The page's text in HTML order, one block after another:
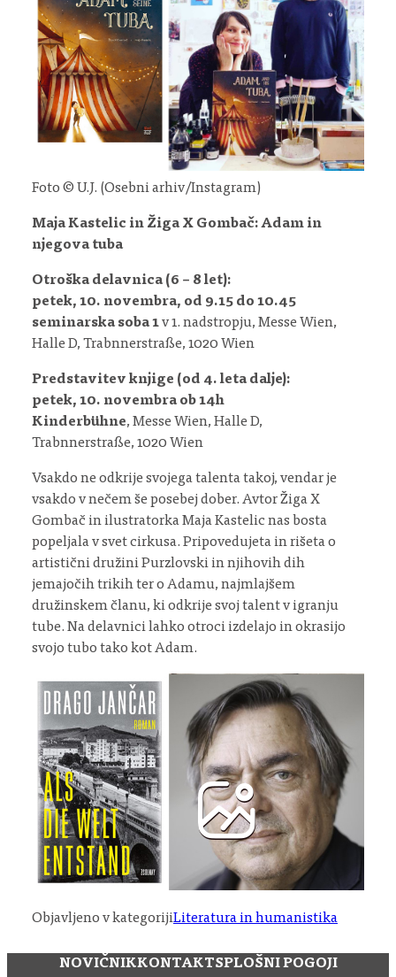
Foto © U.J. (Osebni arhiv/Instagram)
Maja Kastelic in Žiga X Gombač: Adam in
njegova tuba
Otroška delavnica (6 – 8 let):
petek, 10. novembra, od 9.15 do 10.45
seminarska soba 1v 1. nadstropju, Messe Wien,
Halle D, Trabnnerstraße, 1020 Wien
Predstavitev knjige (od 4. leta dalje):
petek, 10. novembra ob 14h
Kinderbühne, Messe Wien, Halle D,
Trabnnerstraße, 1020 Wien
Vsakdo ne odkrije svojega talenta takoj, vendar je
vsakdo v nečem še posebej dober. Avtor Žiga X
Gombač in ilustratorka Maja Kastelic nas bosta
popeljala v svet cirkusa. Pripovedujeta in rišeta o
artistični družini Purzlovski in njihovih dih
jemajočih trikih ter o Adamu, najmlajšem
družinskem članu, ki odkrije svoj talent v igranju
tube. Na delavnici lahko otroci izdelajo in okrasijo
svojo tubo tako kot Adam.
Objavljeno v kategorijiLiteratura in humanistika
NOVIČNIKKONTAKTSPLOŠNI POGOJI